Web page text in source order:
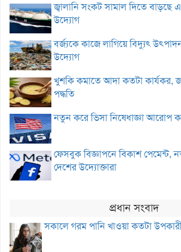
জ্বালানি সংকট সামাল দিতে
উদ্যোগ
বর্জ্যকে কাজে লাগিয়ে বিদ্যুৎ
উদ্যোগ
খুশকি কমাতে আদা কতটা কার্যকর,
পদ্ধতি
নতুন করে ভিসা নিষেধাজ্ঞা আরোপ
ফেসবুক বিজ্ঞাপনে বিকাশ পেমেন্ট,
দেশের উদ্যোক্তারা
প্রধান সংবাদ
সকালে গরম পানি খাওয়া কতটা